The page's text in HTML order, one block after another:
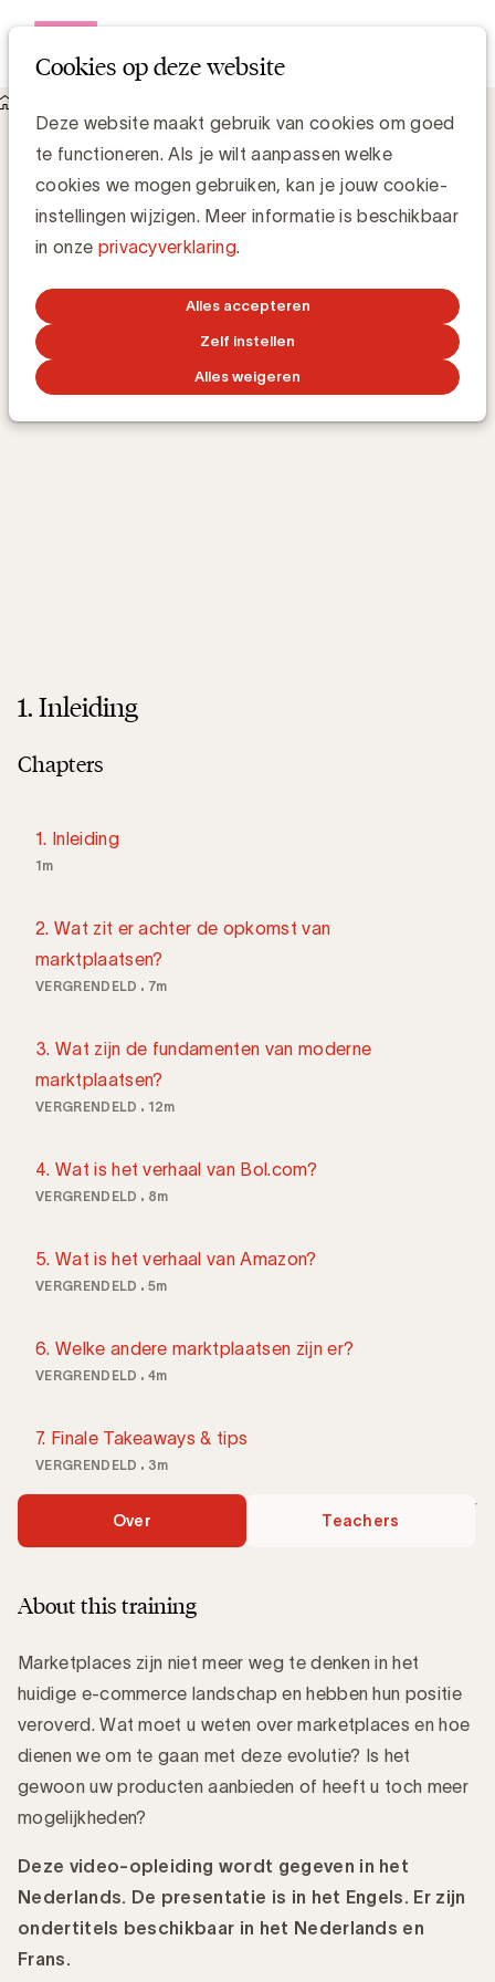
Cookies op deze website
Deze website maakt gebruik van cookies om goed
te functioneren. Als je wilt aanpassen welke
cookies we mogen gebruiken, kan je jouw cookie-
instellingen wijzigen. Meer informatie is beschikbaar
in onze privacyverklaring.
Alles accepteren
Zelf instellen
Alles weigeren
E-commerce
marketplaces
Hoe verkoop en adverteer ik op online
marktplaatsen?
TRAINING 24/7
1. Inleiding
Chapters
1. Inleiding
1m
2. Wat zit er achter de opkomst van
marktplaatsen?
VERGRENDELD 7m
3. Wat zijn de fundamenten van moderne
marktplaatsen?
VERGRENDELD 12m
4. Wat is het verhaal van Bol.com?
VERGRENDELD 8m
5. Wat is het verhaal van Amazon?
VERGRENDELD 5m
6. Welke andere marktplaatsen zijn er?
VERGRENDELD 4m
7. Finale Takeaways & tips
VERGRENDELD 3m
Over Teachers
About this training
Marketplaces zijn niet meer weg te denken in het
huidige e-commerce landschap en hebben hun positie
veroverd. Wat moet u weten over marketplaces en hoe
dienen we om te gaan met deze evolutie? Is het
gewoon uw producten aanbieden of heeft u toch meer
mogelijkheden?
Deze video-opleiding wordt gegeven in het
Nederlands. De presentatie is in het Engels. Er zijn
ondertitels beschikbaar in het Nederlands en
Frans.